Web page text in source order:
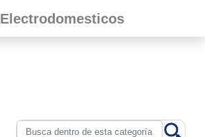
Electrodomesticos